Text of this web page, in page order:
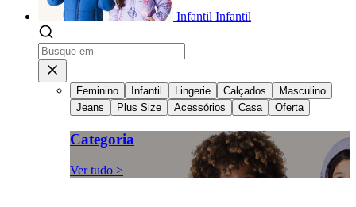
Infantil Infantil
Feminino Infantil Lingerie Calçados
Masculino
Jeans
Plus Size Acessórios Casa Oferta
Categoria
Ver tudo >